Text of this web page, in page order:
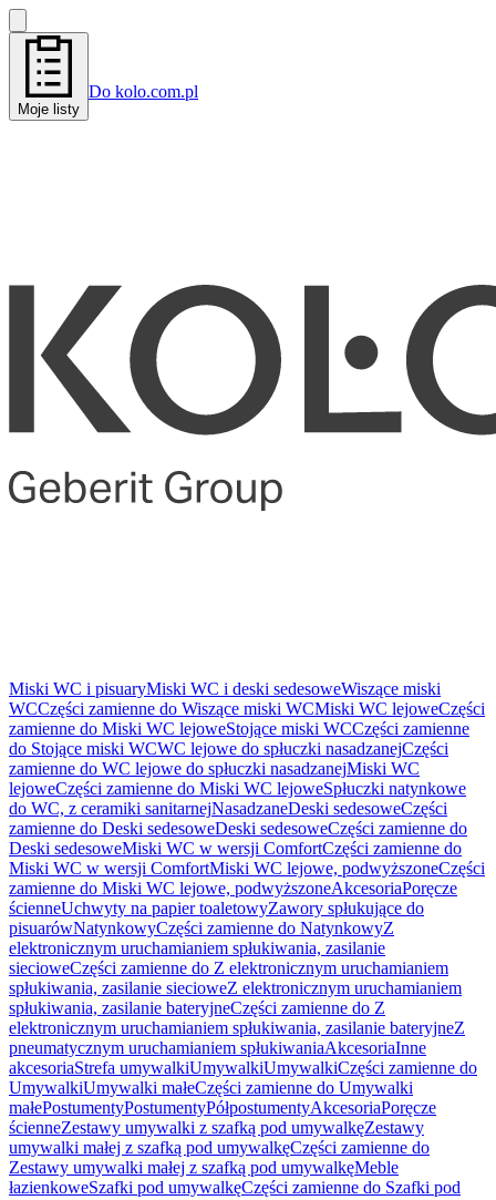
Moje listy
Do kolo.com.pl
Miski WC i pisuaryMiski WC i deski sedesoweWiszące miski
WCCzęści zamienne do Wiszące miski WCMiski WC lejoweCzęści
zamienne do Miski WC lejoweStojące miski WCCzęści zamienne
do Stojące miski WCWC lejowe do spłuczki nasadzanejCzęści
zamienne do WC lejowe do spłuczki nasadzanejMiski WC
lejoweCzęści zamienne do Miski WC lejoweSpłuczki natynkowe
do WC, z ceramiki sanitarnejNasadzaneDeski sedesoweCzęści
zamienne do Deski sedesoweDeski sedesoweCzęści zamienne do
Deski sedesoweMiski WC w wersji ComfortCzęści zamienne do
Miski WC w wersji ComfortMiski WC lejowe, podwyższoneCzęści
zamienne do Miski WC lejowe, podwyższoneAkcesoriaPoręcze
ścienneUchwyty na papier toaletowyZawory spłukujące do
pisuarówNatynkowyCzęści zamienne do NatynkowyZ
elektronicznym uruchamianiem spłukiwania, zasilanie
siecioweCzęści zamienne do Z elektronicznym uruchamianiem
spłukiwania, zasilanie siecioweZ elektronicznym uruchamianiem
spłukiwania, zasilanie bateryjneCzęści zamienne do Z
elektronicznym uruchamianiem spłukiwania, zasilanie bateryjneZ
pneumatycznym uruchamianiem spłukiwaniaAkcesoriaInne
akcesoriaStrefa umywalkiUmywalkiUmywalkiCzęści zamienne do
UmywalkiUmywalki małeCzęści zamienne do Umywalki
małePostumentyPostumentyPółpostumentyAkcesoriaPoręcze
ścienneZestawy umywalki z szafką pod umywalkęZestawy
umywalki małej z szafką pod umywalkęCzęści zamienne do
Zestawy umywalki małej z szafką pod umywalkęMeble
łazienkoweSzafki pod umywalkęCzęści zamienne do Szafki pod